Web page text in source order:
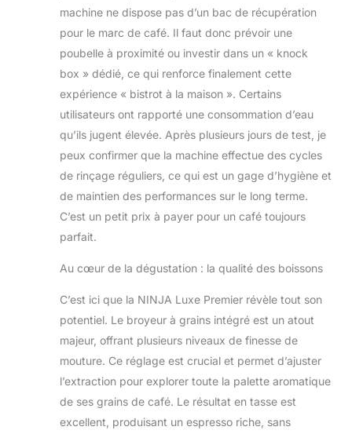
l’eau et livre de
recettes
DIMENSIONS : H :
34,4 cm. Poids : 17
kg. Couleur : argent
machine ne dispose pas d’un bac de récupération
pour le marc de café. Il faut donc prévoir une
poubelle à proximité ou investir dans un « knock
box » dédié, ce qui renforce finalement cette
expérience « bistrot à la maison ». Certains
utilisateurs ont rapporté une consommation d’eau
qu’ils jugent élevée. Après plusieurs jours de test, je
peux confirmer que la machine effectue des cycles
de rinçage réguliers, ce qui est un gage d’hygiène et
de maintien des performances sur le long terme.
C’est un petit prix à payer pour un café toujours
parfait.
Au cœur de la dégustation : la qualité des boissons
C’est ici que la NINJA Luxe Premier révèle tout son
potentiel. Le broyeur à grains intégré est un atout
majeur, offrant plusieurs niveaux de finesse de
mouture. Ce réglage est crucial et permet d’ajuster
l’extraction pour explorer toute la palette aromatique
de ses grains de café. Le résultat en tasse est
excellent, produisant un espresso riche, sans